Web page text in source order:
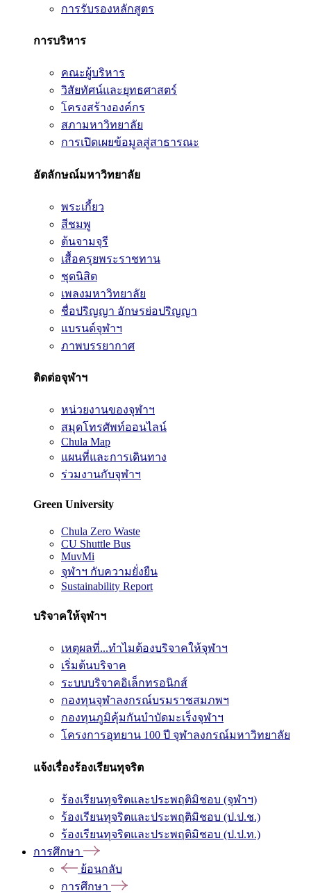
การรับรองหลักสูตร
การบริหาร
คณะผู้บริหาร
วิสัยทัศน์และยุทธศาสตร์
โครงสร้างองค์กร
สภามหาวิทยาลัย
การเปิดเผยข้อมูลสู่สาธารณะ
อัตลักษณ์มหาวิทยาลัย
พระเกี้ยว
สีชมพู
ต้นจามจุรี
เสื้อครุยพระราชทาน
ชุดนิสิต
เพลงมหาวิทยาลัย
ชื่อปริญญา อักษรย่อปริญญา
แบรนด์จุฬาฯ
ภาพบรรยากาศ
ติดต่อจุฬาฯ
หน่วยงานของจุฬาฯ
สมุดโทรศัพท์ออนไลน์
Chula Map
แผนที่และการเดินทาง
ร่วมงานกับจุฬาฯ
Green University
Chula Zero Waste
CU Shuttle Bus
MuvMi
จุฬาฯ กับความยั่งยืน
Sustainability Report
บริจาคให้จุฬาฯ
เหตุผลที่...ทำไมต้องบริจาคให้จุฬาฯ
เริ่มต้นบริจาค
ระบบบริจาคอิเล็กทรอนิกส์
กองทุนจุฬาลงกรณ์บรมราชสมภพฯ
กองทุนภูมิคุ้มกันบำบัดมะเร็งจุฬาฯ
โครงการอุทยาน 100 ปี จุฬาลงกรณ์มหาวิทยาลัย
แจ้งเรื่องร้องเรียนทุจริต
ร้องเรียนทุจริตและประพฤติมิชอบ (จุฬาฯ)
ร้องเรียนทุจริตและประพฤติมิชอบ (ป.ป.ช.)
ร้องเรียนทุจริตและประพฤติมิชอบ (ป.ป.ท.)
การศึกษา
ย้อนกลับ
การศึกษา